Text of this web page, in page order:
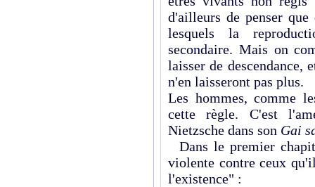
d'ailleurs de penser
lesquels la
secondaire. Mais on
laisser de
n'en laisseront pas plus.
Les hommes, comme
cette règle. C'est
Nietzsche dans son Gai
Dans le premier
violente contre ceux
l'existence" :